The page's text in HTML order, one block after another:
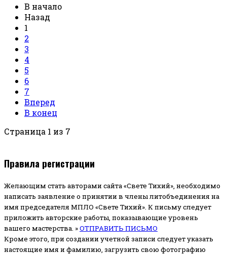
В начало
Назад
1
2
3
4
5
6
7
Вперед
В конец
Страница 1 из 7
Правила регистрации
Желающим стать авторами сайта «Свете Тихий», необходимо
написать заявление о принятии в члены литобъединения на
имя председателя МПЛО «Свете Тихий». К письму следует
приложить авторские работы, показывающие уровень
вашего мастерства. »ОТПРАВИТЬ ПИСЬМО
Кроме этого, при создании учетной записи следует указать
настоящие имя и фамилию, загрузить свою фотографию